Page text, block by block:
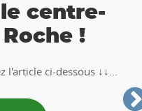
!
dessous ↓↓...